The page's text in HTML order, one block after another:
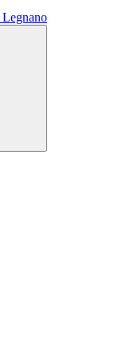
Legnano